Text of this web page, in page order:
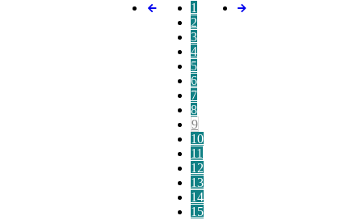
1
2
3
4
5
6
7
8
9
10
11
12
13
14
15